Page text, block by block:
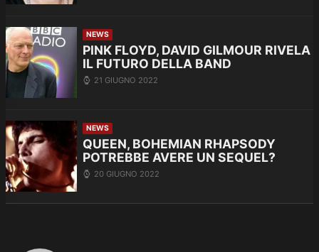
NEWS
PINK FLOYD, DAVID GILMOUR RIVELA
IL FUTURO DELLA BAND
21 GIUGNO 2022
NEWS
QUEEN, BOHEMIAN RHAPSODY
POTREBBE AVERE UN SEQUEL?
20 GIUGNO 2022